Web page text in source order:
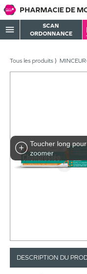
PHARMACIE DE
menu
SCAN
ORDONNANCE
Tous les produits
Toucher long pour
zoomer
DESCRIPTION DU